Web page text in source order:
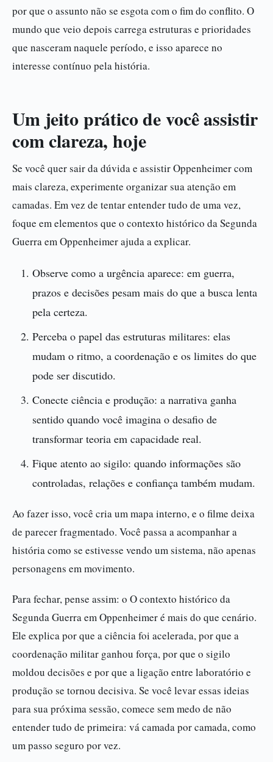
por que o assunto não se esgota com o fim do conflito. O
mundo que veio depois carrega estruturas e prioridades
que nasceram naquele período, e isso aparece no
interesse contínuo pela história.
Um jeito prático de você assistir
com clareza, hoje
Se você quer sair da dúvida e assistir Oppenheimer com
mais clareza, experimente organizar sua atenção em
camadas. Em vez de tentar entender tudo de uma vez,
foque em elementos que o contexto histórico da Segunda
Guerra em Oppenheimer ajuda a explicar.
Observe como a urgência aparece: em guerra,
prazos e decisões pesam mais do que a busca lenta
pela certeza.
Perceba o papel das estruturas militares: elas
mudam o ritmo, a coordenação e os limites do que
pode ser discutido.
Conecte ciência e produção: a narrativa ganha
sentido quando você imagina o desafio de
transformar teoria em capacidade real.
Fique atento ao sigilo: quando informações são
controladas, relações e confiança também mudam.
Ao fazer isso, você cria um mapa interno, e o filme deixa
de parecer fragmentado. Você passa a acompanhar a
história como se estivesse vendo um sistema, não apenas
personagens em movimento.
Para fechar, pense assim: o O contexto histórico da
Segunda Guerra em Oppenheimer é mais do que cenário.
Ele explica por que a ciência foi acelerada, por que a
coordenação militar ganhou força, por que o sigilo
moldou decisões e por que a ligação entre laboratório e
produção se tornou decisiva. Se você levar essas ideias
para sua próxima sessão, comece sem medo de não
entender tudo de primeira: vá camada por camada, como
um passo seguro por vez.